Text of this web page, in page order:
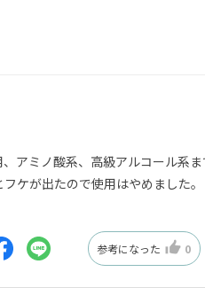
アミノ酸系、高級アルコール系
ケが出たので使用はやめました
参考になった 0